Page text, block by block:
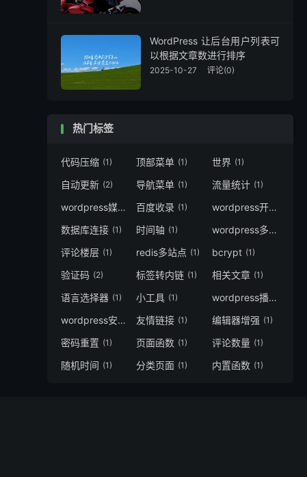
WordPress 让后台用户列表可
以根据文章数进行排序
2025-10-27 评论(0)
热门标签
代码压缩 (1) 顶部菜单 (1) 世界 (1)
自动更新 (2) 导航菜单 (1) 流量统计 (1)
wordpress媒体 (1)百度收录 (1) wordpress开发
数据库连接 (1) 时间轴 (1) wordpress多站点
评论楼层 (1) redis多站点 (1) bcrypt​ (1)
验证码 (2) 标签转内链 (1) 相关文章 (1)
语言选择器 (1) 小工具 (1) wordpress播放器
wordpress安全 (2)
友情链接 (1) 编辑器增强 (1)
密码重置 (1) 页面函数 (1) 评论数量 (1)
随机时间 (1) 分类页面 (1) 内置函数 (1)